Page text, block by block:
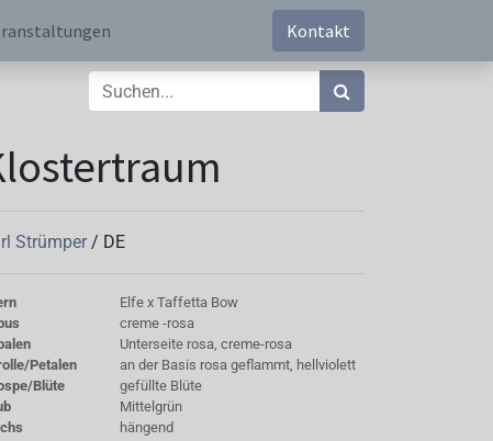
Kontakt
Strümper / DE
Elfe x Taffetta Bow
creme -rosa
Unterseite rosa, creme-rosa
Petalen
an der Basis rosa geflammt, hellviolett
Blüte
gefüllte Blüte
Mittelgrün
hängend